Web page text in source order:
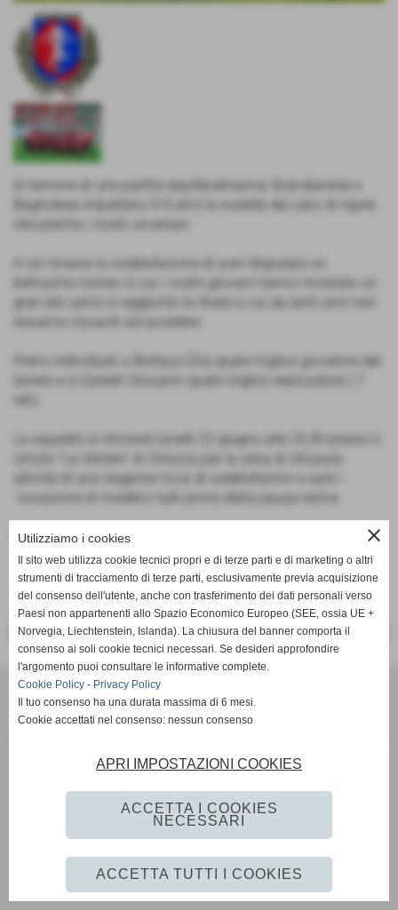
Al termine di una partita equilibratissima Scandianese e
Bagnolese impattano 0-0 ed è la roulette dei calci di rigore
gran bel calcio e raggiunto la finale a cui da tanti anni non
Premi individuali a Bottazzi Elia quale miglior giocatore del
torneo e a Carretti Giovanni quale miglior realizzatore ( 7
La squadra si ritroverà lunedì 22 giugno alle 20,30 presso il
attività di una stagione ricca di soddisfazioni e sarà l
Fonte:redazione sportiva
<< PRECEDENTE SUCCESSIVO >>
SCANDIANESE CALCIO - ASSOCIAZIONE SPORTIVA DILETTANTISTICA
v. Dell´Eco 10 int. 1 Chiozza - 42019 Scandiano (Reggio Emilia)
P.I. Partita IVA 02444480350 C.F Codice Fiscale 91152640354
Tel. 0522 855072 Fax 0522 765574
Calcio A.S.D."qualora vengano pubblicate sulla stampa si richiede tassativamente di citarne l´origine
www.scandianese.com
Privacy Policy - Cookie Policy
close
Utilizziamo i cookies
Il sito web utilizza cookie tecnici propri e di terze parti e di marketing o altri
strumenti di tracciamento di terze parti, esclusivamente previa acquisizione
del consenso dell'utente, anche con trasferimento dei dati personali verso
Paesi non appartenenti allo Spazio Economico Europeo (SEE, ossia UE +
Norvegia, Liechtenstein, Islanda). La chiusura del banner comporta il
consenso ai soli cookie tecnici necessari. Se desideri approfondire
l'argomento puoi consultare le informative complete.
Cookie Policy - Privacy Policy
Il tuo consenso ha una durata massima di 6 mesi.
Cookie accettati nel consenso: nessun consenso
APRI IMPOSTAZIONI COOKIES
ACCETTA I COOKIES
NECESSARI
ACCETTA TUTTI I COOKIES